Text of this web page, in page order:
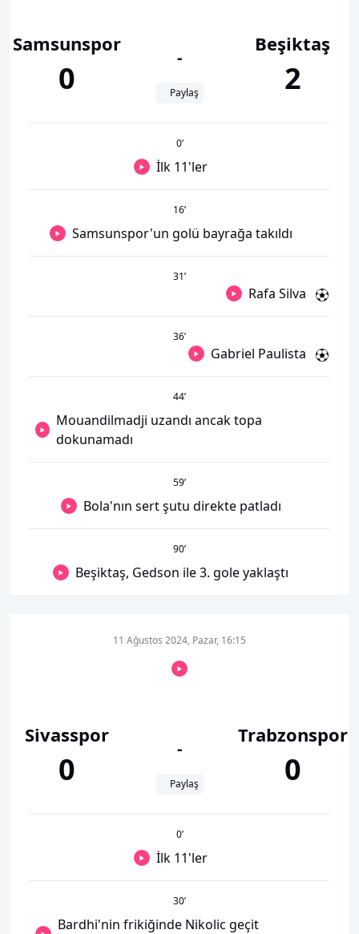
Samsunspor
0
-
Paylaş
Beşiktaş
2
0’
İlk 11'ler
16’
Samsunspor'un golü bayrağa takıldı
31’
Rafa Silva
36’
Gabriel Paulista
44’
Mouandilmadji uzandı ancak topa
dokunamadı
59’
Bola'nın sert şutu direkte patladı
90’
Beşiktaş, Gedson ile 3. gole yaklaştı
Sivasspor
0
11 Ağustos 2024, Pazar, 16:15
-
Paylaş
Trabzonspor
0
0’
İlk 11'ler
30’
Bardhi'nin frikiğinde Nikolic geçit